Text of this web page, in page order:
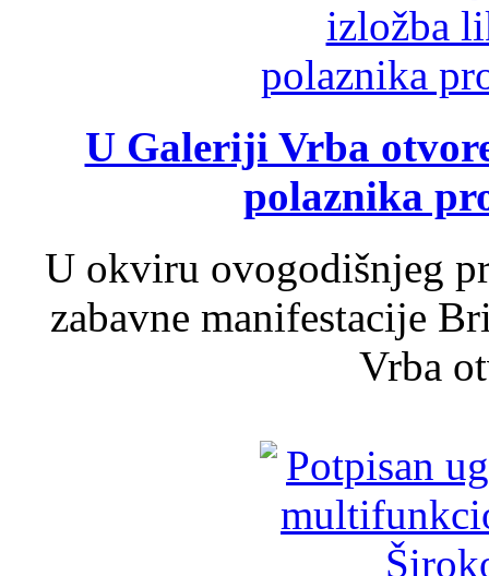
U Galeriji Vrba
polaznika
U okviru ovogodišnjeg
zabavne manifestacije
Vrba